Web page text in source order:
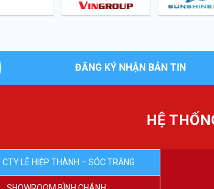
ĐĂNG KÝ NHẬN BẢN TIN
HỆ
CTY LÊ HIỆP THÀNH – SÓC TRĂNG